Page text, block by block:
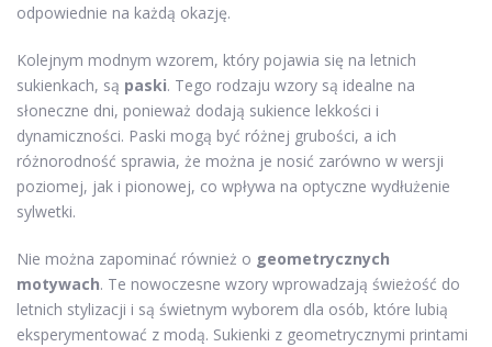
odpowiednie na każdą okazję.
Kolejnym modnym wzorem, który pojawia się na letnich
sukienkach, są paski. Tego rodzaju wzory są idealne na
słoneczne dni, ponieważ dodają sukience lekkości i
dynamiczności. Paski mogą być różnej grubości, a ich
różnorodność sprawia, że można je nosić zarówno w wersji
poziomej, jak i pionowej, co wpływa na optyczne wydłużenie
sylwetki.
Nie można zapominać również o geometrycznych
motywach. Te nowoczesne wzory wprowadzają świeżość do
letnich stylizacji i są świetnym wyborem dla osób, które lubią
eksperymentować z modą. Sukienki z geometrycznymi printami